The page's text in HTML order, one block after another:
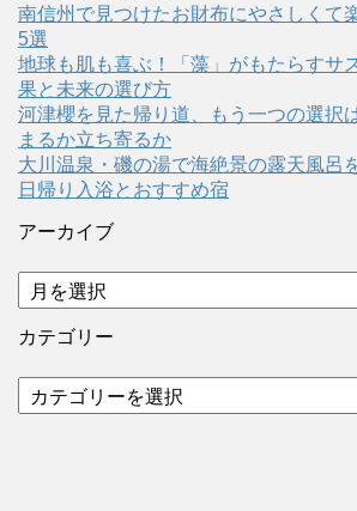
南信州で見つけたお財布にやさしくて
5選
地球も肌も喜ぶ！「藻」がもたらすサ
果と未来の選び方
河津櫻を見た帰り道、もう一つの選択
まるか立ち寄るか
大川温泉・磯の湯で海絶景の露天風呂
日帰り入浴とおすすめ宿
アーカイブ
ア
ー
カ
ブ
カテゴリー
テ